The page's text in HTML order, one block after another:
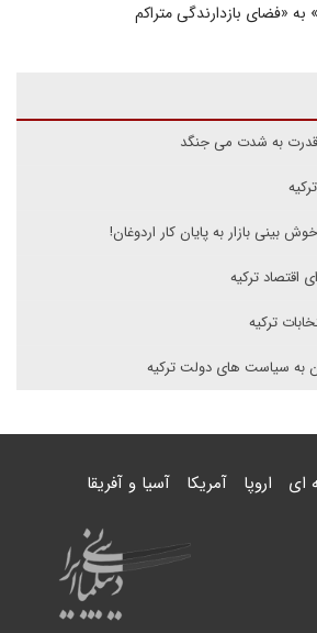
به «فضای بازدارندگی متراکم
قدرت به شدت می جنگد
بینی بازار به پایان کار اردوغان!
اقتصاد ترکیه
ترکیه
به سیاست های دولت ترکیه
ای اروپا آمریکا آسیا و آفریقا